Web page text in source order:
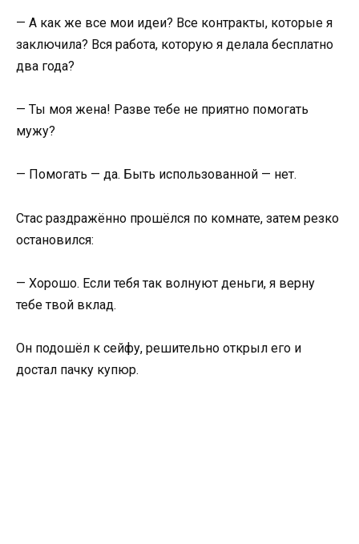
— А как же все мои идеи? Все контракты, которые я
заключила? Вся работа, которую я делала бесплатно
два года?
— Ты моя жена! Разве тебе не приятно помогать
мужу?
— Помогать — да. Быть использованной — нет.
Стас раздражённо прошёлся по комнате, затем резко
остановился:
— Хорошо. Если тебя так волнуют деньги, я верну
тебе твой вклад.
Он подошёл к сейфу, решительно открыл его и
достал пачку купюр.